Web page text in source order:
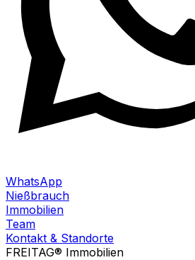
WhatsApp
Nießbrauch
Immobilien
Team
Kontakt & Standorte
FREITAG® Immobilien